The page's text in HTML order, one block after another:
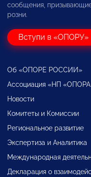
сообщения,
розни.
Вступи в «ОПОРУ»
Об «ОПОРЕ РОССИИ»
Ассоциация «НП
Новости
Комитеты и Комиссии
Региональное развитие
Экспертиза и Аналитика
Международная
Декларация о